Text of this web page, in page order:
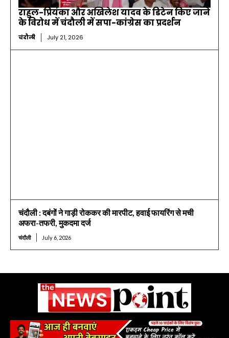
राहुल-प्रियंका और अखिलेश यादव के डिटेन किए जाने
के विरोध में चंदौली में सपा-कांग्रेस का प्रदर्शन
चंदौली July 21, 2026
चंदौली : दबंगों ने गाड़ी रोककर की मारपीट, हवाई फायरिंग से मची
अफरा-तफरी, मुकदमा दर्ज
चंदौली July 6, 2026